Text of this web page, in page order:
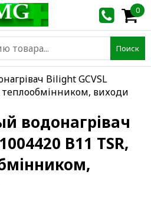
0
Поиск
Bilight GCVSL
теплообмінником, виходи
водонагрівач
B11 TSR,